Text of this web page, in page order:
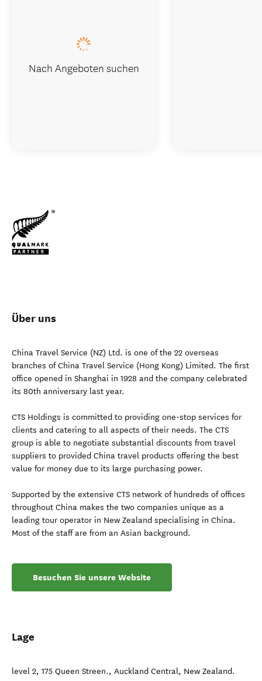
Über uns
China Travel Service (NZ) Ltd. is one of the 22 overseas
branches of China Travel Service (Hong Kong) Limited. The first
office opened in Shanghai in 1928 and the company celebrated
its 80th anniversary last year.
CTS Holdings is committed to providing one-stop services for
clients and catering to all aspects of their needs. The CTS
group is able to negotiate substantial discounts from travel
suppliers to provided China travel products offering the best
value for money due to its large purchasing power.
Supported by the extensive CTS network of hundreds of offices
throughout China makes the two companies unique as a
leading tour operator in New Zealand specialising in China.
Most of the staff are from an Asian background.
Besuchen Sie unsere Website
Lage
level 2, 175 Queen Streen., Auckland Central, New Zealand.
Nach Angeboten suchen